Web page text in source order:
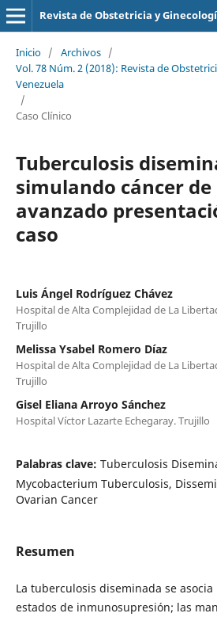
Revista de Obstetricia y
Inicio / Archivos /
Vol. 78 Núm. 2 (2018): Revista de
Venezuela
/
Caso Clínico
Tuberculosis
simulando cáncer
avanzado
caso
Luis Ángel Rodríguez Chávez
Hospital de Alta Complejidad de La
Trujillo
Melissa Ysabel Romero Díaz
Hospital de Alta Complejidad de La
Trujillo
Gisel Eliana Arroyo Sánchez
Hospital Víctor Lazarte Echegaray. Trujillo
Palabras clave: Tuberculosis
Mycobacterium Tuberculosis,
Ovarian Cancer
Resumen
La tuberculosis diseminada se
estados de inmunosupresión; las